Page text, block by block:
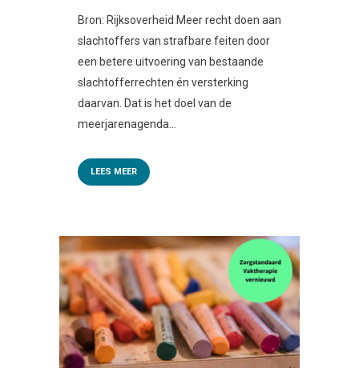
Bron: Rijksoverheid Meer recht doen aan
slachtoffers van strafbare feiten door
een betere uitvoering van bestaande
slachtofferrechten én versterking
daarvan. Dat is het doel van de
meerjarenagenda...
LEES MEER